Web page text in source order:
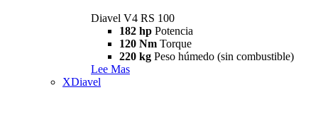
Diavel V4 RS 100
182 hp Potencia
120 Nm Torque
220 kg Peso húmedo (sin combustible)
Lee Mas
XDiavel